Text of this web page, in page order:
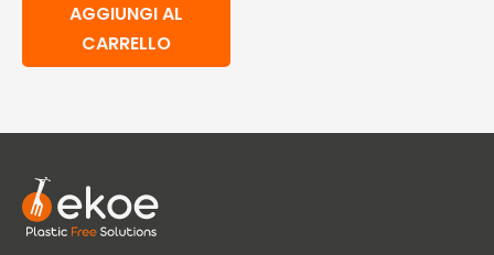
AGGIUNGI AL
CARRELLO